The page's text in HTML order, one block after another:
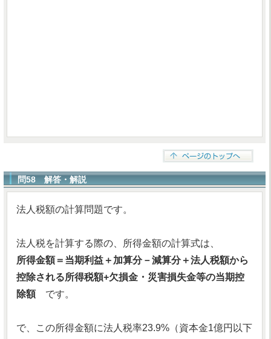
問58 解答・解説
法人税額の計算問題です。
法人税を計算する際の、所得金額の計算式は、
所得金額＝当期利益＋加算分－減算分＋法人税額から
控除される所得税額+欠損金・災害損失金等の当期控
除額です。
で、この所得金額に法人税率23.9%（資本金1億円以下